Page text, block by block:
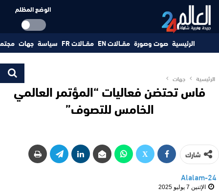
الوضع المظلم
الرئيسية صوت وصورة مقــالات EN مقــالات FR سياسة جهات
الرئيسية جهات
فاس تحتضن فعاليات “المؤتمر العالمي
الخامس للتصوف”
شارك
Alalam-24
الإثنين 7 يوليو 2025